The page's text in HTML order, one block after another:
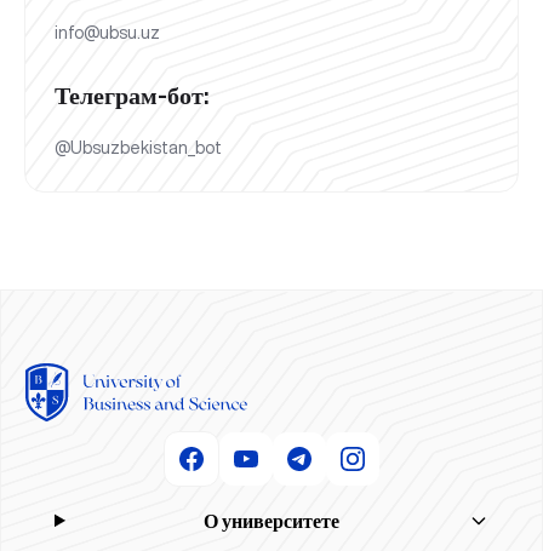
info@ubsu.uz
Телеграм-бот:
@Ubsuzbekistan_bot
О университете